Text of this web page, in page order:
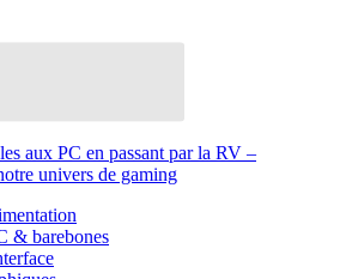
aux PC en passant par la RV –
univers de gaming
& barebones